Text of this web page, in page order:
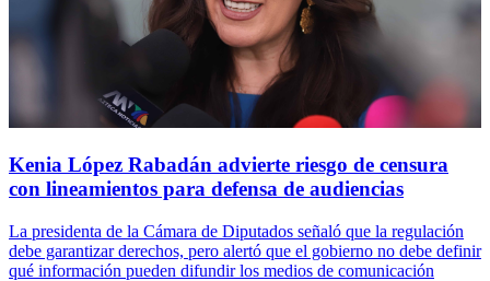
Kenia López Rabadán advierte riesgo de censura
con lineamientos para defensa de audiencias
La presidenta de la Cámara de Diputados señaló que la regulación
debe garantizar derechos, pero alertó que el gobierno no debe definir
qué información pueden difundir los medios de comunicación